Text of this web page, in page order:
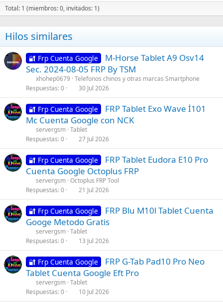
Total: 1 (miembros: 0, invitados: 1)
Hilos similares
🔐 Frp Cuenta Google
M-Horse Tablet A9 Osv14
Sec. 2024-08-05 FRP By TSM
xhohep0679
Telefonos chinos y otras marcas Smartphone
Respuestas 0 30 Jul 2026
🔐 Frp Cuenta Google
FRP Tablet Exo Wave İ101
Mc Cuenta Google con NCK
servergsm Tablet
Respuestas 0 27 Jul 2026
🔐 Frp Cuenta Google
FRP Tablet Eudora E10 Pro
Cuenta Google Octoplus FRP
servergsm Octoplus FRP Tool
Respuestas 0 21 Jul 2026
🔐 Frp Cuenta Google
FRP Blu M10l Tablet Cuenta
Googe Metodo Gratis
servergsm Tablet
Respuestas 0 13 Jul 2026
🔐 Frp Cuenta Google
FRP G-Tab Pad10 Pro Neo
Tablet Cuenta Google Eft Pro
servergsm Tablet
Respuestas 0 10 Jul 2026